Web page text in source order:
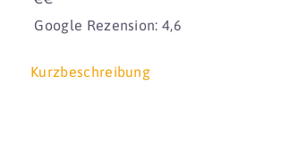
Google Rezension: 4,6
Kurzbeschreibung